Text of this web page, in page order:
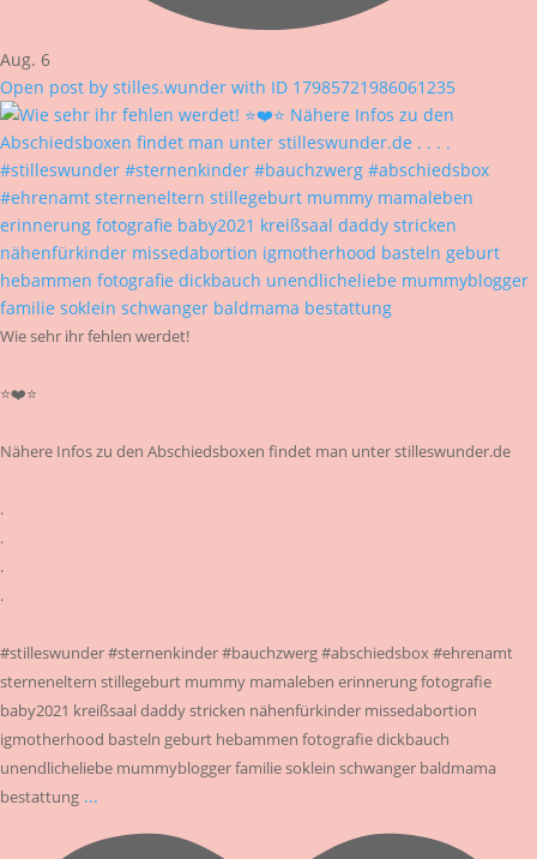
Aug. 6
Open post by stilles.wunder with ID 17985721986061235
Wie sehr ihr fehlen werdet!
⭐❤️⭐
Nähere Infos zu den Abschiedsboxen findet man unter stilleswunder.de
.
.
.
.
#stilleswunder #sternenkinder #bauchzwerg #abschiedsbox #ehrenamt
sterneneltern stillegeburt mummy mamaleben erinnerung fotografie
baby2021 kreißsaal daddy stricken nähenfürkinder missedabortion
igmotherhood basteln geburt hebammen fotografie dickbauch
unendlicheliebe mummyblogger familie soklein schwanger baldmama
bestattung ...